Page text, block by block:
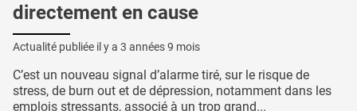
directement en cause
Actualité publiée il y a 3 années 9 mois
C’est un nouveau signal d’alarme tiré, sur le risque de
stress, de burn out et de dépression, notamment dans les
emplois stressants, associé à un trop grand...